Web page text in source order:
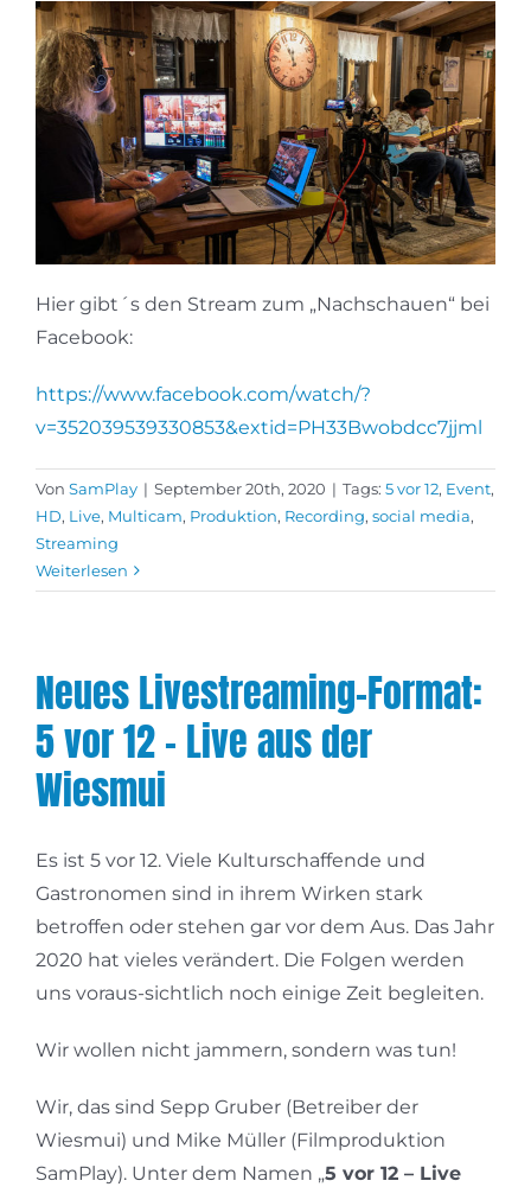
Hier gibt´s den Stream zum „Nachschauen“ bei
Facebook:
https://www.facebook.com/watch/?
v=352039539330853&extid=PH33Bwobdcc7jjml
Von SamPlay | September 20th, 2020 | Tags: 5 vor 12, Event,
HD, Live, Multicam, Produktion, Recording, social media,
Streaming
Weiterlesen
Neues Livestreaming-Format:
5 vor 12 – Live aus der
Wiesmui
Es ist 5 vor 12. Viele Kulturschaffende und
Gastronomen sind in ihrem Wirken stark
betroffen oder stehen gar vor dem Aus. Das Jahr
2020 hat vieles verändert. Die Folgen werden
uns voraus-sichtlich noch einige Zeit begleiten.
Wir wollen nicht jammern, sondern was tun!
Wir, das sind Sepp Gruber (Betreiber der
Wiesmui) und Mike Müller (Filmproduktion
SamPlay). Unter dem Namen „5 vor 12 – Live